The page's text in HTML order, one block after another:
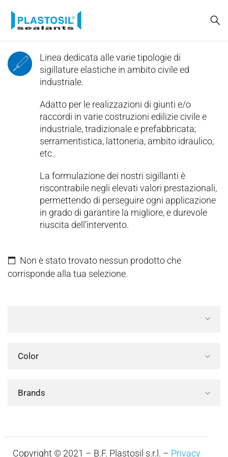
Linea dedicata alle varie tipologie di
sigillature elastiche in ambito civile ed
industriale.
Adatto per le realizzazioni di giunti e/o
raccordi in varie costruzioni edilizie civile e
industriale, tradizionale e prefabbricata;
serramentistica, lattoneria, ambito idraulico,
etc..
La formulazione dei nostri sigillanti è
riscontrabile negli elevati valori prestazionali,
permettendo di perseguire ogni applicazione
in grado di garantire la migliore, e durevole
riuscita dell’intervento.
Non è stato trovato nessun prodotto che
corrisponde alla tua selezione.
Color
Brands
Copyright © 2021 – B.F. Plastosil s.r.l. – Privacy